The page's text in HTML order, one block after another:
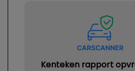
Kenteken rapport